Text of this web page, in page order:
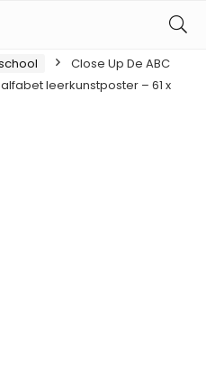
Close Up De ABC
leerkunstposter – 61 x